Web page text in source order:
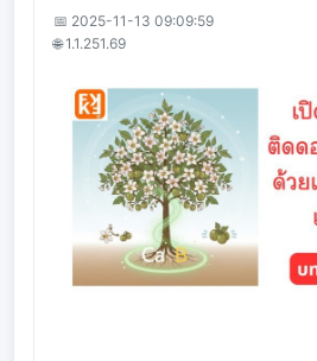
📅 2025-11-13 09:09:59
🌐 1.1.251.69